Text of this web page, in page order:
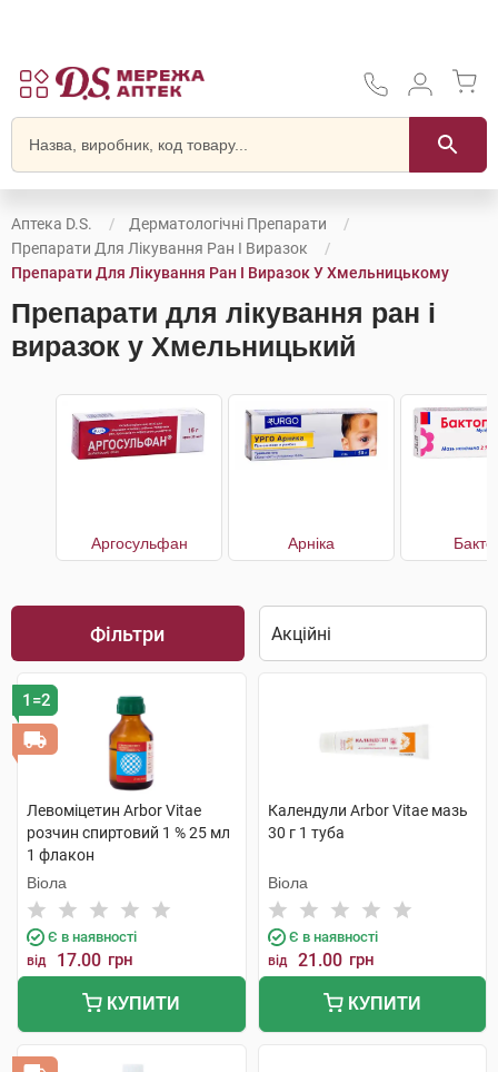
Аптека D.S.
Дерматологічні Препарати
Препарати Для Лікування Ран І Виразок
Препарати Для Лікування Ран І Виразок У Хмельницькому
Препарати для лікування ран і
виразок у Хмельницький
Аргосульфан Арніка
Фільтри
1=2
Левоміцетин Arbor Vitae
розчин спиртовий 1 % 25 мл
1 флакон
Віола
Є в наявності
від 17.00 грн
КУПИТИ
Календули Arbor Vitae мазь
30 г 1 туба
Віола
Є в наявності
від 21.00 грн
КУПИТИ